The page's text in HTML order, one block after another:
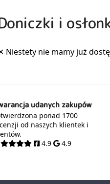
i
udanych zakupów
ponad 1700
od naszych klientek i
4.9
4.9